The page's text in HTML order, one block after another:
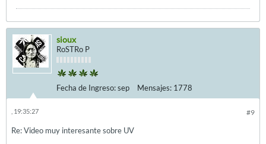
sioux
RoSTRo P
Fecha de Ingreso:sep Mensajes: 1778
#9
, 19:35:27
Re: Video muy interesante sobre UV